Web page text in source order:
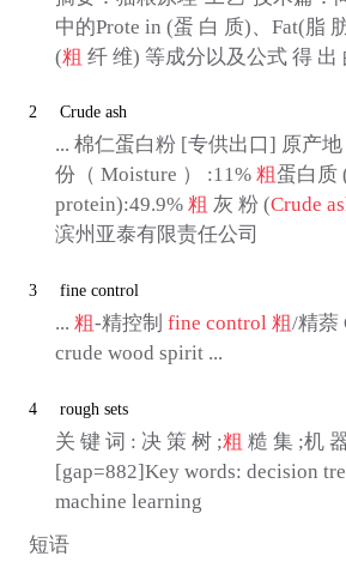
中的Prote in (蛋 白 质)、Fat(脂 肪
(粗 纤 维) 等成分以及公式 得 出
2 Crude ash
... 棉仁蛋白粉 [专供出口] 原产
份（ Moisture ） :11% 粗蛋白质
protein):49.9% 粗 灰 粉 (Crude
滨州亚泰有限责任公司
3 fine control
... 粗-精控制 fine control 粗/精萘
crude wood spirit ...
4 rough sets
关 键 词 : 决 策 树 ;粗 糙 集 ;机
[gap=882]Key words: decision
machine learning
短语